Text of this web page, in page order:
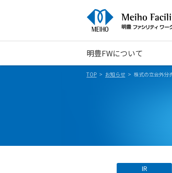
明豊FWについて
TOP お知らせ 株式の立会外分
IR